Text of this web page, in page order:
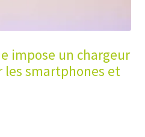
impose un chargeur
les smartphones et